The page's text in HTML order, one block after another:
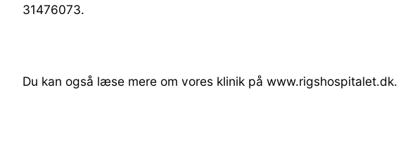
31476073.
Du kan også læse mere om vores klinik på www.rigshospitalet.dk.